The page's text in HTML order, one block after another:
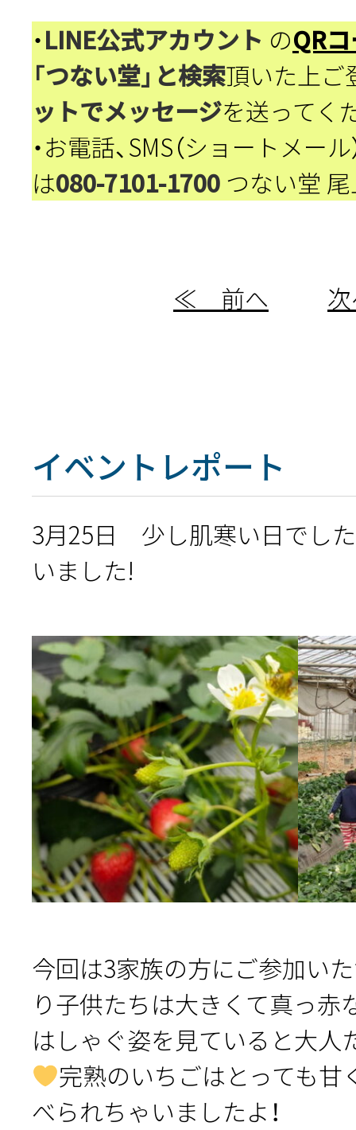
・LINE公式アカウント のQR
「つない堂」と検索頂いた上ご
ットでメッセージを送ってく
・お電話、SMS（ショートメー
は080-7101-1700 つない堂 尾
≪ 前へ 次
イベントレポート
3月25日 少し肌寒い日でし
いました!
今回は3家族の方にご参加い
り子供たちは大きくて真っ赤
はしゃぐ姿を見ていると大人
完熟のいちごはとっても甘
べられちゃいましたよ！